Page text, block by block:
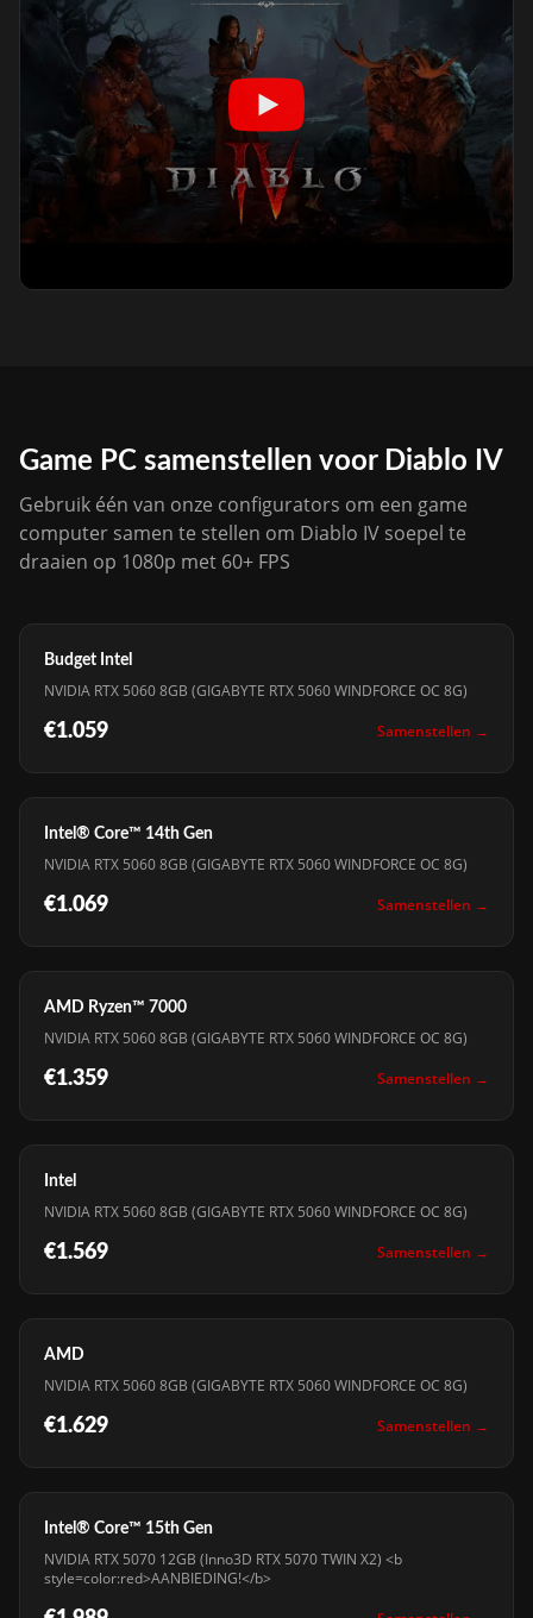
Game PC samenstellen voor Diablo IV
Gebruik één van onze configurators om een game
computer samen te stellen om Diablo IV soepel te
draaien op 1080p met 60+ FPS
Budget Intel
NVIDIA RTX 5060 8GB (GIGABYTE RTX 5060 WINDFORCE OC 8G)
€1.059 Samenstellen →
Intel® Core™ 14th Gen
NVIDIA RTX 5060 8GB (GIGABYTE RTX 5060 WINDFORCE OC 8G)
€1.069 Samenstellen →
AMD Ryzen™ 7000
NVIDIA RTX 5060 8GB (GIGABYTE RTX 5060 WINDFORCE OC 8G)
€1.359 Samenstellen →
Intel
NVIDIA RTX 5060 8GB (GIGABYTE RTX 5060 WINDFORCE OC 8G)
€1.569 Samenstellen →
AMD
NVIDIA RTX 5060 8GB (GIGABYTE RTX 5060 WINDFORCE OC 8G)
€1.629 Samenstellen →
Intel® Core™ 15th Gen
NVIDIA RTX 5070 12GB (Inno3D RTX 5070 TWIN X2) <b
style=color:red>AANBIEDING!</b>